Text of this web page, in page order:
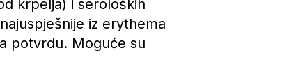
krpelja) i seroloških
iz erythema
potvrdu. Moguće su